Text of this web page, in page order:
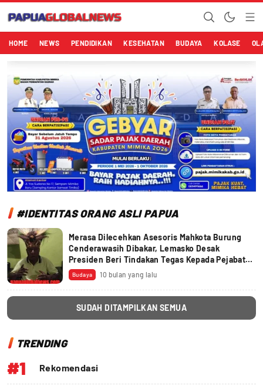
Papuaglobalnews.com
Menulis Fakta dengan Hati Bening
HOME NEWS PENDIDIKAN KESEHATAN BUDAYA KOLASE
#IDENTITAS ORANG ASLI PAPUA
Merasa Dilecehkan Asesoris Mahkota Burung
Cenderawasih Dibakar, Lemasko Desak
Presiden Beri Tindakan Tegas Kepada Pejabat
BBKSDA Papua
Budaya 10 bulan yang lalu
SUDAH DITAMPILKAN SEMUA
TRENDING
#1 Rekomendasi